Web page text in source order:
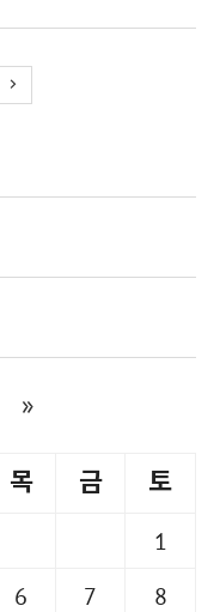
»
목 금 토
1
6 7
8